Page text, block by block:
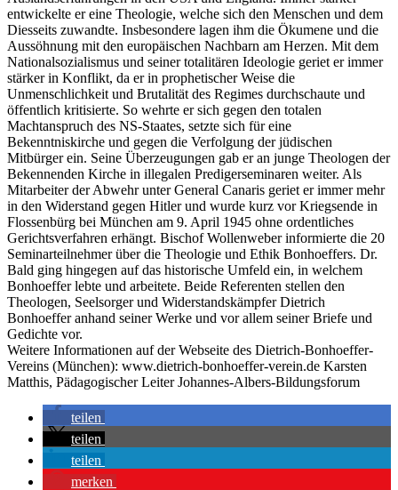
entwickelte er eine Theologie, welche sich den Menschen und dem
Diesseits zuwandte. Insbesondere lagen ihm die Ökumene und die
Aussöhnung mit den europäischen Nachbarn am Herzen. Mit dem
Nationalsozialismus und seiner totalitären Ideologie geriet er immer
stärker in Konflikt, da er in prophetischer Weise die
Unmenschlichkeit und Brutalität des Regimes durchschaute und
öffentlich kritisierte. So wehrte er sich gegen den totalen
Machtanspruch des NS-Staates, setzte sich für eine
Bekenntniskirche und gegen die Verfolgung der jüdischen
Mitbürger ein. Seine Überzeugungen gab er an junge Theologen der
Bekennenden Kirche in illegalen Predigerseminaren weiter. Als
Mitarbeiter der Abwehr unter General Canaris geriet er immer mehr
in den Widerstand gegen Hitler und wurde kurz vor Kriegsende in
Flossenbürg bei München am 9. April 1945 ohne ordentliches
Gerichtsverfahren erhängt. Bischof Wollenweber informierte die 20
Seminarteilnehmer über die Theologie und Ethik Bonhoeffers. Dr.
Bald ging hingegen auf das historische Umfeld ein, in welchem
Bonhoeffer lebte und arbeitete. Beide Referenten stellen den
Theologen, Seelsorger und Widerstandskämpfer Dietrich
Bonhoeffer anhand seiner Werke und vor allem seiner Briefe und
Gedichte vor.
Weitere Informationen auf der Webseite des Dietrich-Bonhoeffer-
Vereins (München): www.dietrich-bonhoeffer-verein.de Karsten
Matthis, Pädagogischer Leiter Johannes-Albers-Bildungsforum
teilen
teilen
teilen
merken